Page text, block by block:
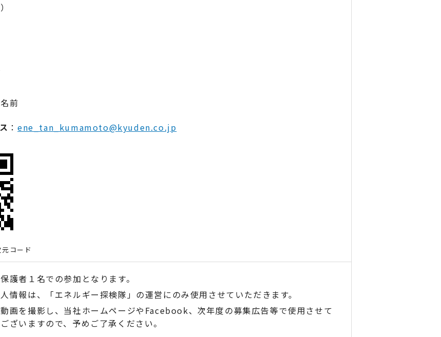
前
：ene_tan_kumamoto@kyuden.co.jp
コード
護者１名での参加となります。
情報は、「エネルギー探検隊」の運営にのみ使用させていただきます。
画を撮影し、当社ホームページやFacebook、次年度の募集広告等で使用させて
ざいますので、予めご了承ください。